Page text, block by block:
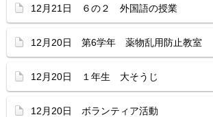
12月21日 ６の２ 外国語の授業
12月20日 第6学年 薬物乱用防止教室
12月20日 １年生 大そうじ
12月20日 ボランティア活動